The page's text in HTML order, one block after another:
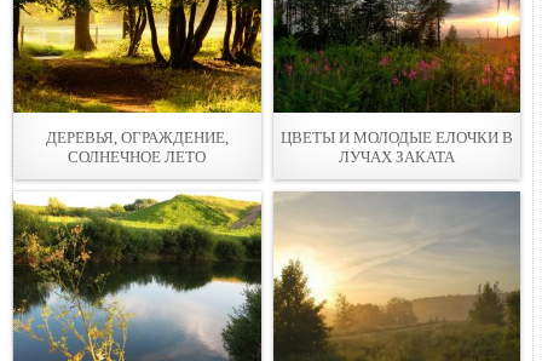
ДЕРЕВЬЯ, ОГРАЖДЕНИЕ,
СОЛНЕЧНОЕ ЛЕТО
ЦВЕТЫ И МОЛОДЫЕ ЕЛОЧКИ В
ЛУЧАХ ЗАКАТА